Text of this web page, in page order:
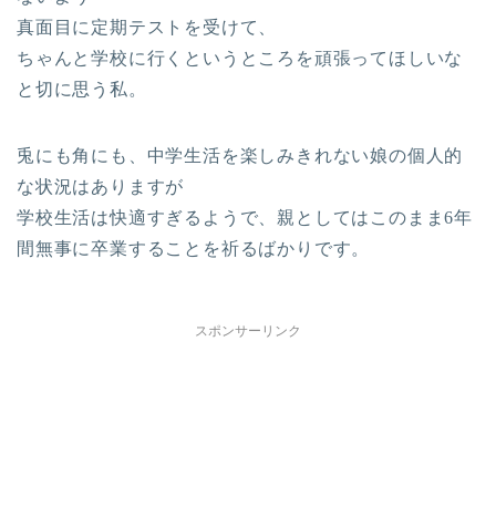
真面目に定期テストを受けて、
ちゃんと学校に行くというところを頑張ってほしいな
と切に思う私。
兎にも角にも、中学生活を楽しみきれない娘の個人的
な状況はありますが
学校生活は快適すぎるようで、親としてはこのまま6年
間無事に卒業することを祈るばかりです。
スポンサーリンク